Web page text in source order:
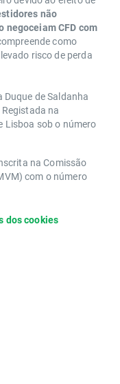
não
CFD com
como
risco de perda
Duque de Saldanha
na
Lisboa sob o número
na Comissão
com o número
dos cookies